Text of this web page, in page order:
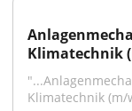
Klimatechnik
Klimatechnik